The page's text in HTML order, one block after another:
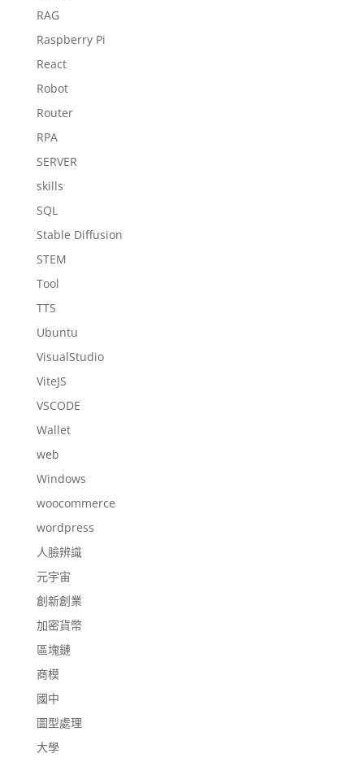
RAG
Raspberry Pi
React
Robot
Router
RPA
SERVER
skills
SQL
Stable Diffusion
STEM
Tool
TTS
Ubuntu
VisualStudio
ViteJS
VSCODE
Wallet
web
Windows
woocommerce
wordpress
人臉辨識
元宇宙
創新創業
加密貨幣
區塊鏈
商模
國中
圖型處理
大學